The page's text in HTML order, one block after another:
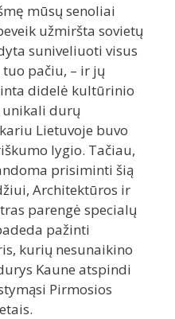
mūsų senoliai
užmiršta sovietų
suniveliuoti visus
pačiu, – ir jų
didelė kultūrinio
unikali durų
Lietuvoje buvo
lygio. Tačiau,
prisiminti šią
Architektūros ir
parengė specialų
pažinti
kurių nesunaikino
Kaune atspindi
Pirmosios